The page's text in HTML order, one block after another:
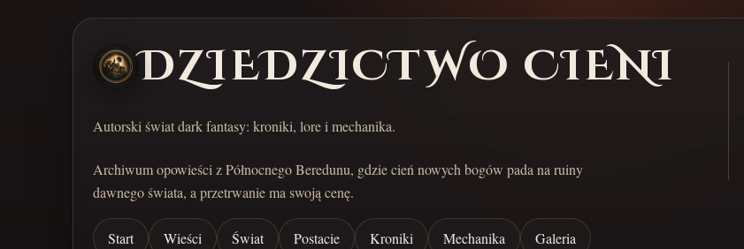
DZIEDZICTWO CIENI
Autorski świat dark fantasy: kroniki, lore i mechanika.
Archiwum opowieści z Północnego Beredunu, gdzie cień nowych bogów pada na ruiny
dawnego świata, a przetrwanie ma swoją cenę.
Start Wieści Świat Postacie Kroniki Mechanika Galeria